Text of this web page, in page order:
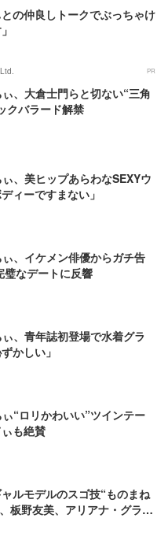
の仲良しトークでぶっちゃけ
PR
、大倉士門らと切ない“三角
バラード解禁
、美ヒップあらわなSEXYウ
ィーですまない」
、イケメン俳優からガチ告
璧なデートに反響
、青年誌初登場で水着グラ
かしい」
“ロリかわいい”ツインテー
も絶賛
ルモデルのスゴ技“ものまね
板野友美、アリアナ・グラン